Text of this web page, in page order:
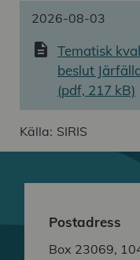
description
Tematisk
beslut
(pdf, 217 kB)
2026-08-03
Källa: SIRIS
Postadress
Box 23069,